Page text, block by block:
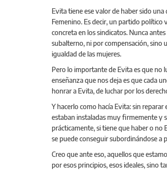
Evita tiene ese valor de haber sido
Femenino. Es decir, un partido
concreta en los sindicatos. Nunca
subalterno, ni por compensación, sino
igualdad de las mujeres.
Pero lo importante de Evita es que no
enseñanza que nos deja es que cada
honrar a Evita, de luchar por los
Y hacerlo como hacía Evita: sin
estaban instaladas muy firmemente y
prácticamente, si tiene que haber o no
se puede conseguir subordinándose a
Creo que ante eso, aquellos que
por esos principios, esos ideales, sino